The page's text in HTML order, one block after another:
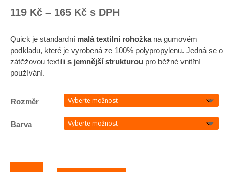
119 Kč – 165 KčRozpětí
119 Kč
až
165 Kč
s DPH
Quick je standardní malá textilní rohožkana gumovém
podkladu, které je vyrobená ze 100% polypropylenu. Jedná se o
zátěžovou textilii s jemnější strukturou pro běžné vnitřní
používání.
Rozměr
Barva